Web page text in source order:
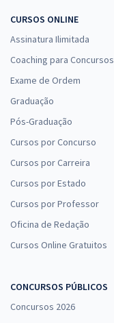
CURSOS ONLINE
Assinatura Ilimitada
Coaching para Concursos
Exame de Ordem
Graduação
Pós-Graduação
Cursos por Concurso
Cursos por Carreira
Cursos por Estado
Cursos por Professor
Oficina de Redação
Cursos Online Gratuitos
CONCURSOS PÚBLICOS
Concursos 2026